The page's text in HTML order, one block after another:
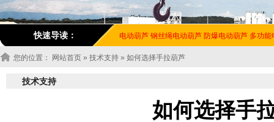
快速导读： 电动葫芦 钢丝绳电动葫芦 防爆电动葫芦 多功能
您的位置： 网站首页 » 技术支持 » 如何选择手拉葫芦
技术支持
如何选择手